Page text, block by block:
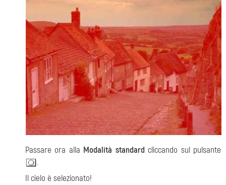
Passare ora alla Modalità standard cliccando sul pulsante
.
Il cielo è selezionato!